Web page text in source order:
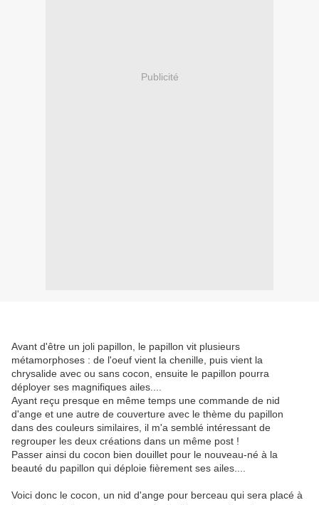
Publicité
Avant d'être un joli papillon, le papillon vit plusieurs
métamorphoses : de l'oeuf vient la chenille, puis vient la
chrysalide avec ou sans cocon, ensuite le papillon pourra
déployer ses magnifiques ailes....
Ayant reçu presque en même temps une commande de nid
d'ange et une autre de couverture avec le thème du papillon
dans des couleurs similaires, il m'a semblé intéressant de
regrouper les deux créations dans un même post !
Passer ainsi du cocon bien douillet pour le nouveau-né à la
beauté du papillon qui déploie fièrement ses ailes....
Voici donc le cocon, un nid d'ange pour berceau qui sera placé à